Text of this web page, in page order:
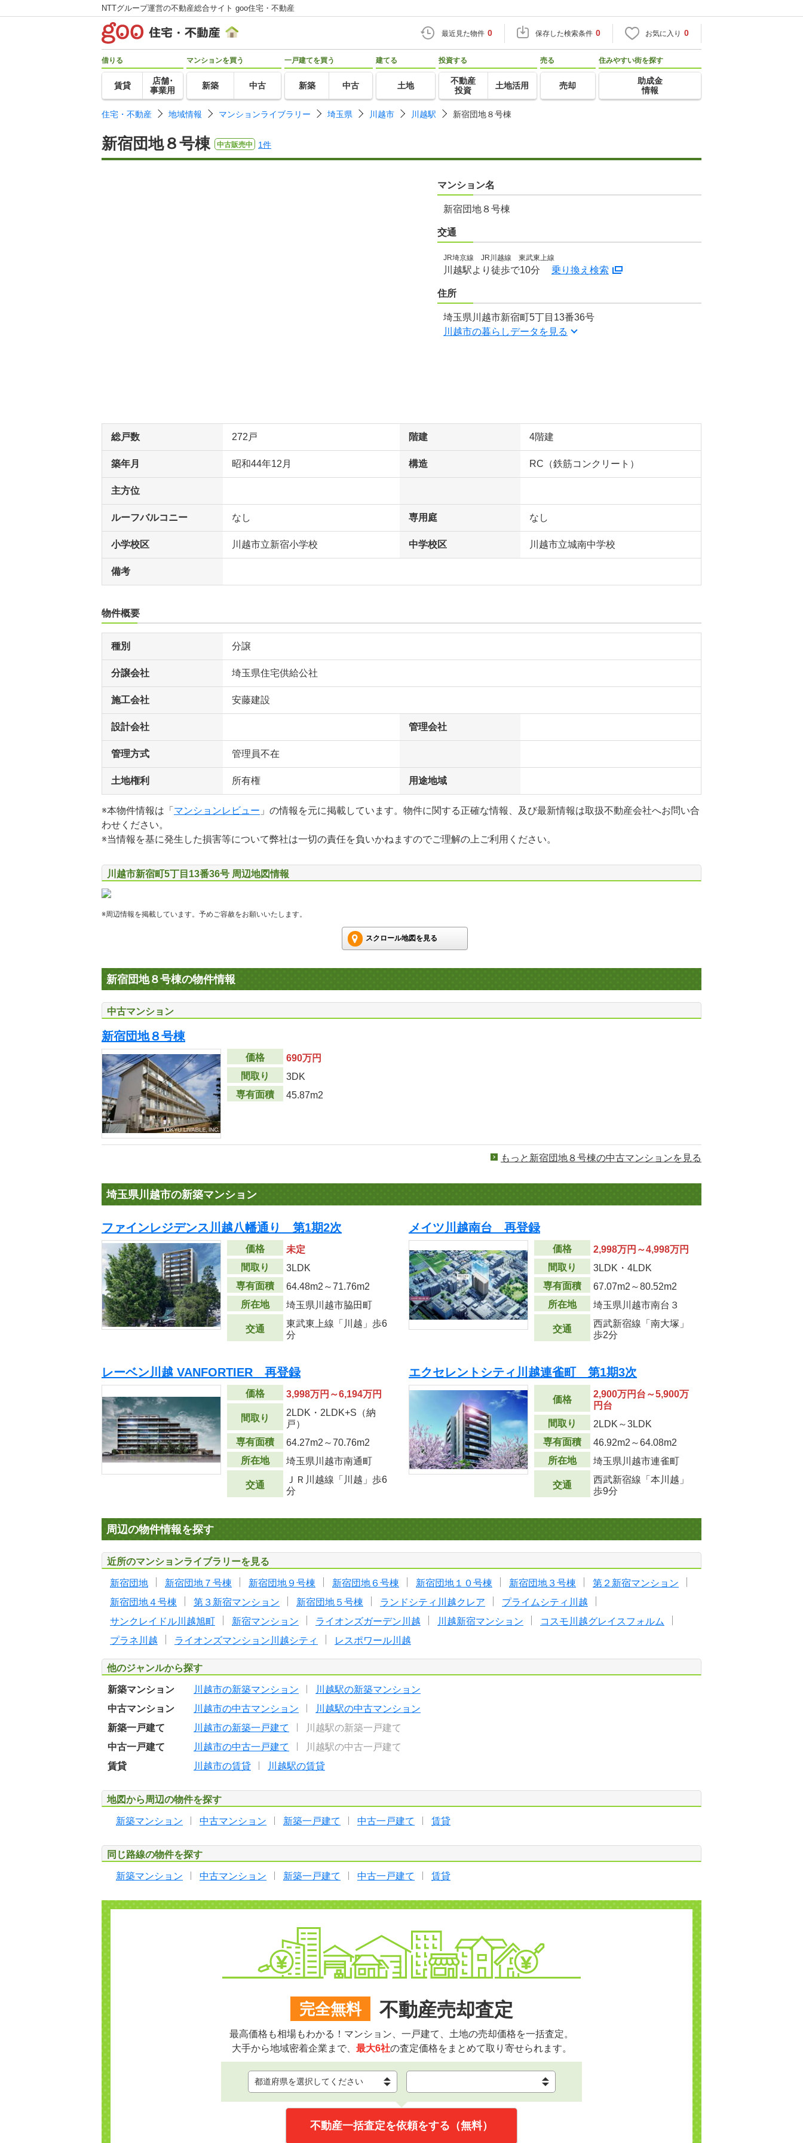
NTTグループ運営の不動産総合サイト goo住宅・不動産
最近見た物件 0 保存した検索条件 0 お気に入り 0
借りる
賃貸
店舗･
事業用
マンションを買う
新築 中古
一戸建てを買う
新築 中古
建てる
土地
投資する
不動産
投資
土地活用
売る
売却
住みやすい街を探す
助成金
情報
住宅・不動産 地域情報 マンションライブラリー 埼玉県 川越市 川越駅 新宿団地８号棟
新宿団地８号棟 中古販売中 1件
マンション名
新宿団地８号棟
交通
JR埼京線 JR川越線 東武東上線
川越駅より徒歩で10分 乗り換え検索
住所
埼玉県川越市新宿町5丁目13番36号
川越市の暮らしデータを見る
総戸数 272戸 階建 4階建
築年月 昭和44年12月 構造 RC（鉄筋コンクリート）
主方位
ルーフバルコニー なし 専用庭 なし
小学校区 川越市立新宿小学校 中学校区 川越市立城南中学校
備考
物件概要
種別 分譲
分譲会社 埼玉県住宅供給公社
施工会社 安藤建設
設計会社 管理会社
管理方式 管理員不在
土地権利 所有権 用途地域
※本物件情報は「 マンションレビュー 」の情報を元に掲載しています。物件に関する正確な情報、及び最新情報は取扱不動産会社へお問い合
わせください。
※当情報を基に発生した損害等について弊社は一切の責任を負いかねますのでご理解の上ご利用ください。
川越市新宿町5丁目13番36号 周辺地図情報
※周辺情報を掲載しています。予めご容赦をお願いいたします。
スクロール地図を見る
新宿団地８号棟の物件情報
中古マンション
新宿団地８号棟
価格
690万円
間取り
3DK
専有面積
45.87m2
もっと新宿団地８号棟の中古マンションを見る
埼玉県川越市の新築マンション
ファインレジデンス川越八幡通り 第1期2次
価格
未定
間取り
3LDK
専有面積
64.48m2 ～71.76m2
所在地
埼玉県川越市脇田町
交通
東武東上線「川越」歩6
分
メイツ川越南台 再登録
価格
2,998万円～4,998万円
間取り
3LDK・4LDK
専有面積
67.07m2 ～80.52m2
所在地
埼玉県川越市南台３
交通
西武新宿線「南大塚」
歩2分
レーベン川越 VANFORTIER 再登録
価格 3,998万円～6,194万円
間取り
2LDK・2LDK+S（納
戸）
専有面積
64.27m2 ～70.76m2
所在地
埼玉県川越市南通町
交通
ＪＲ川越線「川越」歩6
分
エクセレントシティ川越連雀町 第1期3次
価格
2,900万円台～5,900万
円台
間取り
2LDK～3LDK
専有面積
46.92m2 ～64.08m2
所在地
埼玉県川越市連雀町
交通
西武新宿線「本川越」
歩9分
周辺の物件情報を探す
近所のマンションライブラリーを見る
新宿団地 新宿団地７号棟 新宿団地９号棟 新宿団地６号棟 新宿団地１０号棟 新宿団地３号棟
第２新宿マンション
新宿団地４号棟
第３新宿マンション 新宿団地５号棟 ランドシティ川越クレア
プライムシティ川越
サンクレイドル川越旭町
新宿マンション ライオンズガーデン川越 川越新宿マンション
コスモ川越グレイスフォルム
プラネ川越
ライオンズマンション川越シティ レスポワール川越
他のジャンルから探す
新築マンション 川越市の新築マンション
川越駅の新築マンション
中古マンション
川越市の中古マンション
川越駅の中古マンション
新築一戸建て
川越市の新築一戸建て
川越駅の新築一戸建て
中古一戸建て
川越市の中古一戸建て
川越駅の中古一戸建て
賃貸
川越市の賃貸 川越駅の賃貸
地図から周辺の物件を探す
新築マンション 中古マンション 新築一戸建て 中古一戸建て 賃貸
同じ路線の物件を探す
新築マンション 中古マンション 新築一戸建て 中古一戸建て 賃貸
完全無料 不動産売却査定
最高価格も相場もわかる！マンション、一戸建て、土地の売却価格を一括査定。
大手から地域密着企業まで、 最大6社の査定価格をまとめて取り寄せられます。
不動産一括査定を依頼をする（無料）